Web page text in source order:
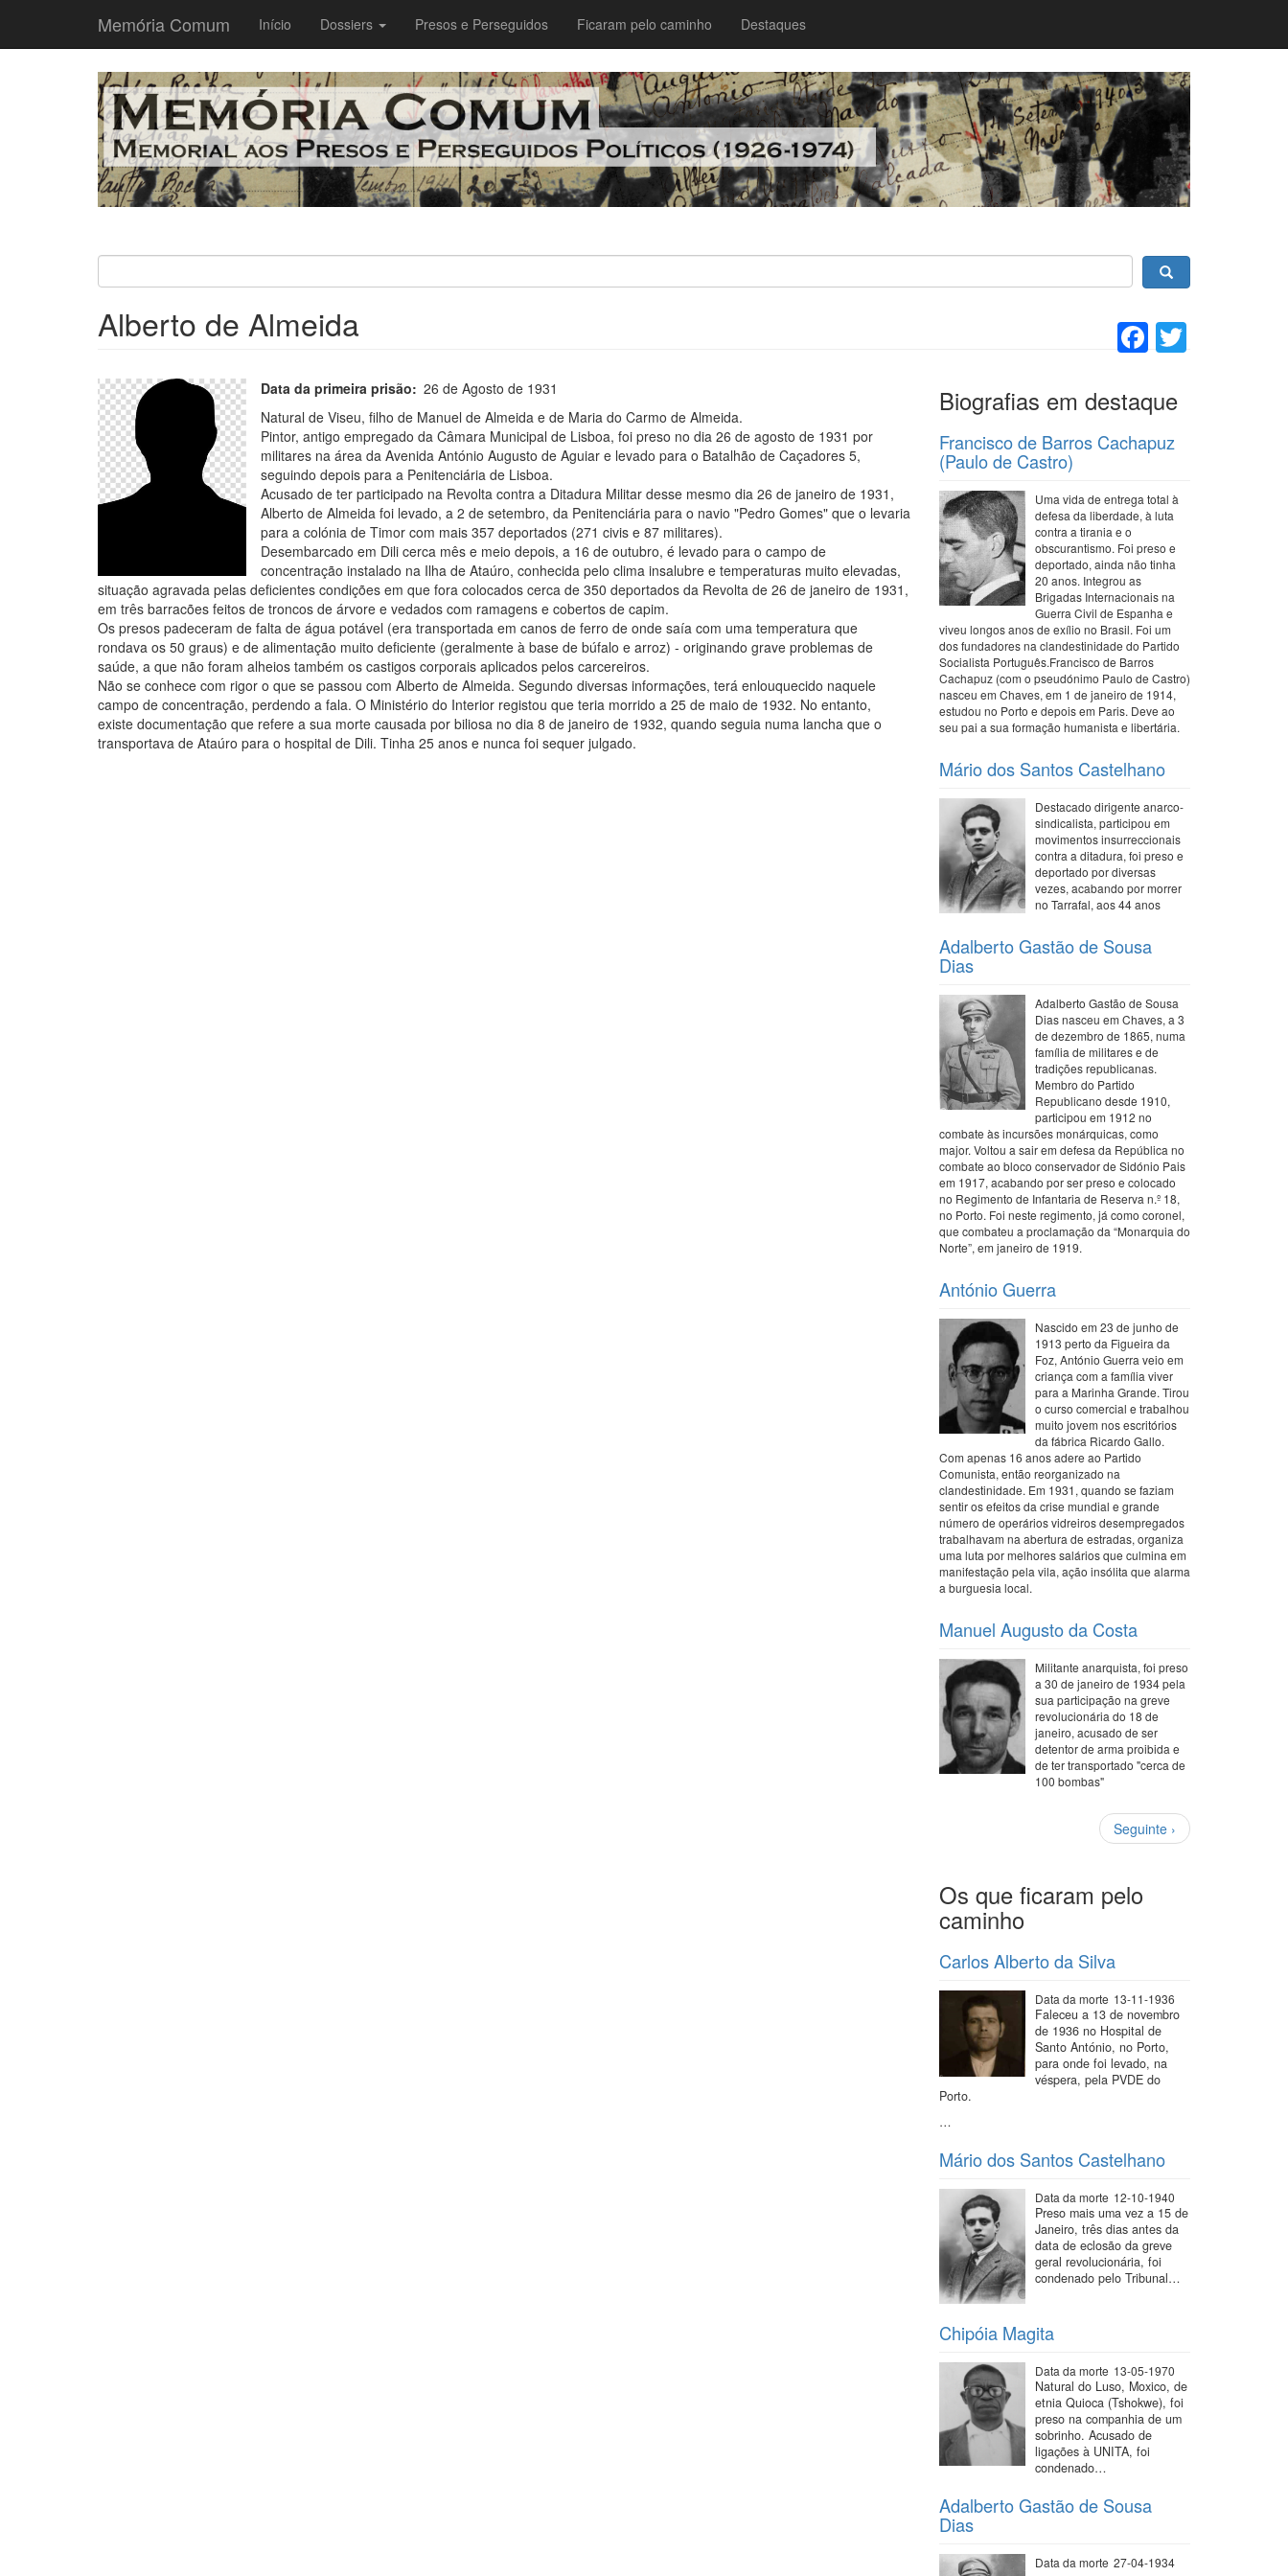
Memória Comum
Main
navigation
Início Dossiers Presos e Perseguidos Ficaram pelo caminho Destaques
Facebook
Alberto de Almeida
Data da primeira prisão
26 de Agosto de 1931
Natural de Viseu, filho de Manuel de Almeida e de Maria do Carmo de Almeida.
Pintor, antigo empregado da Câmara Municipal de Lisboa, foi preso no dia 26 de agosto de 1931 por
militares na área da Avenida António Augusto de Aguiar e levado para o Batalhão de Caçadores 5,
seguindo depois para a Penitenciária de Lisboa.
Acusado de ter participado na Revolta contra a Ditadura Militar desse mesmo dia 26 de janeiro de 1931,
Alberto de Almeida foi levado, a 2 de setembro, da Penitenciária para o navio "Pedro Gomes" que o levaria
para a colónia de Timor com mais 357 deportados (271 civis e 87 militares).
Desembarcado em Dili cerca mês e meio depois, a 16 de outubro, é levado para o campo de
concentração instalado na Ilha de Ataúro, conhecida pelo clima insalubre e temperaturas muito elevadas,
situação agravada pelas deficientes condições em que fora colocados cerca de 350 deportados da Revolta de 26 de janeiro de 1931,
em três barracões feitos de troncos de árvore e vedados com ramagens e cobertos de capim.
Os presos padeceram de falta de água potável (era transportada em canos de ferro de onde saía com uma temperatura que
rondava os 50 graus) e de alimentação muito deficiente (geralmente à base de búfalo e arroz) - originando grave problemas de
saúde, a que não foram alheios também os castigos corporais aplicados pelos carcereiros.
Não se conhece com rigor o que se passou com Alberto de Almeida. Segundo diversas informações, terá enlouquecido naquele
campo de concentração, perdendo a fala. O Ministério do Interior registou que teria morrido a 25 de maio de 1932. No entanto,
existe documentação que refere a sua morte causada por biliosa no dia 8 de janeiro de 1932, quando seguia numa lancha que o
transportava de Ataúro para o hospital de Dili. Tinha 25 anos e nunca foi sequer julgado.
Biografias em destaque
Francisco de Barros Cachapuz
(Paulo de Castro)
Uma vida de entrega total à
defesa da liberdade, à luta
contra a tirania e o
obscurantismo. Foi preso e
deportado, ainda não tinha
20 anos. Integrou as
Brigadas Internacionais na
Guerra Civil de Espanha e
viveu longos anos de exílio no Brasil. Foi um
dos fundadores na clandestinidade do Partido
Socialista Português.Francisco de Barros
Cachapuz (com o pseudónimo Paulo de Castro)
nasceu em Chaves, em 1 de janeiro de 1914,
estudou no Porto e depois em Paris. Deve ao
seu pai a sua formação humanista e libertária.
Mário dos Santos Castelhano
Destacado dirigente anarco-
sindicalista, participou em
movimentos insurreccionais
contra a ditadura, foi preso e
deportado por diversas
vezes, acabando por morrer
no Tarrafal, aos 44 anos
Adalberto Gastão de Sousa
Dias
Adalberto Gastão de Sousa
Dias nasceu em Chaves, a 3
de dezembro de 1865, numa
família de militares e de
tradições republicanas.
Membro do Partido
Republicano desde 1910,
participou em 1912 no
combate às incursões monárquicas, como
major. Voltou a sair em defesa da República no
combate ao bloco conservador de Sidónio Pais
em 1917, acabando por ser preso e colocado
no Regimento de Infantaria de Reserva n.º 18,
no Porto. Foi neste regimento, já como coronel,
que combateu a proclamação da “Monarquia do
Norte”, em janeiro de 1919.
António Guerra
Nascido em 23 de junho de
1913 perto da Figueira da
Foz, António Guerra veio em
criança com a família viver
para a Marinha Grande. Tirou
o curso comercial e trabalhou
muito jovem nos escritórios
da fábrica Ricardo Gallo.
Com apenas 16 anos adere ao Partido
Comunista, então reorganizado na
clandestinidade. Em 1931, quando se faziam
sentir os efeitos da crise mundial e grande
número de operários vidreiros desempregados
trabalhavam na abertura de estradas, organiza
uma luta por melhores salários que culmina em
manifestação pela vila, ação insólita que alarma
a burguesia local.
Manuel Augusto da Costa
Militante anarquista, foi preso
a 30 de janeiro de 1934 pela
sua participação na greve
revolucionária do 18 de
janeiro, acusado de ser
detentor de arma proibida e
de ter transportado "cerca de
100 bombas"
Próxima
página
Seguinte ›
Os que ficaram pelo
caminho
Carlos Alberto da Silva
Data da morte 13-11-1936
Faleceu a 13 de novembro
de 1936 no Hospital de
Santo António, no Porto,
para onde foi levado, na
véspera, pela PVDE do
Porto.
…
Mário dos Santos Castelhano
Data da morte 12-10-1940
Preso mais uma vez a 15 de
Janeiro, três dias antes da
data de eclosão da greve
geral revolucionária, foi
condenado pelo Tribunal…
Chipóia Magita
Data da morte 13-05-1970
Natural do Luso, Moxico, de
etnia Quioca (Tshokwe), foi
preso na companhia de um
sobrinho. Acusado de
ligações à UNITA, foi
condenado…
Adalberto Gastão de Sousa
Dias
Data da morte 27-04-1934